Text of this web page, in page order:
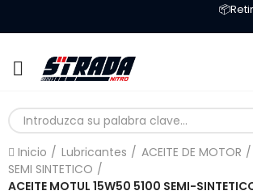
Inicio Lubricantes
ACEITE DE MOTOR
SEMI SINTETICO
ACEITE MOTUL 15W50 5100 SEMI-